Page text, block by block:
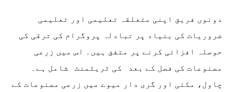
دونوں فریق اپنی متعلقہ تعلیمی اور تعلیمی
ضروریات کی بنیاد پر تبادلہ پروگرام کی ترقی کی
حوصلہ افزائی کرنے پر متفق ہیں۔ اس میں زرعی
مصنوعات کی فصل کے بعد کی ٹریٹمنٹ شامل ہے۔
چاول، مکئی اور گری دار میوے میں زرعی مصنوعات کے